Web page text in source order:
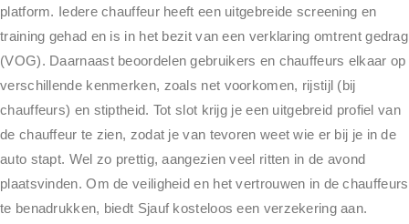
platform. Iedere chauffeur heeft een uitgebreide screening en
training gehad en is in het bezit van een verklaring omtrent gedrag
(VOG). Daarnaast beoordelen gebruikers en chauffeurs elkaar op
verschillende kenmerken, zoals net voorkomen, rijstijl (bij
chauffeurs) en stiptheid. Tot slot krijg je een uitgebreid profiel van
de chauffeur te zien, zodat je van tevoren weet wie er bij je in de
auto stapt. Wel zo prettig, aangezien veel ritten in de avond
plaatsvinden. Om de veiligheid en het vertrouwen in de chauffeurs
te benadrukken, biedt Sjauf kosteloos een verzekering aan.